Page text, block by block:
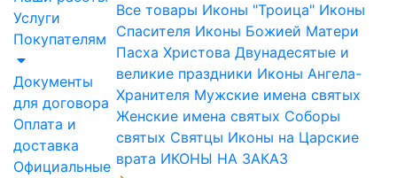
Услуги
Покупателям
Документы
для договора
Оплата и
доставка
Официальные
Все товары Иконы "Троица" Иконы
Спасителя Иконы Божией Матери
Пасха Христова Двунадесятые и
великие праздники Иконы Ангела-
Хранителя Мужские имена святых
Женские имена святых Соборы
святых Святцы Иконы на Царские
врата ИКОНЫ НА ЗАКАЗ